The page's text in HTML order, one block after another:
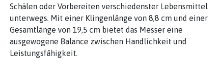
Schälen oder Vorbereiten verschiedenster Lebensmittel
unterwegs. Mit einer Klingenlänge von 8,8 cm und einer
Gesamtlänge von 19,5 cm bietet das Messer eine
ausgewogene Balance zwischen Handlichkeit und
Leistungsfähigkeit.